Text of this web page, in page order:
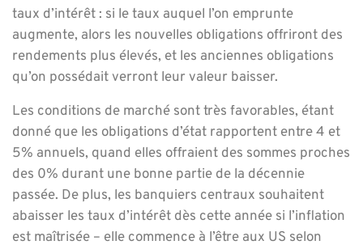
taux d’intérêt : si le taux auquel l’on emprunte
augmente, alors les nouvelles obligations offriront des
rendements plus élevés, et les anciennes obligations
qu’on possédait verront leur valeur baisser.
Les conditions de marché sont très favorables, étant
donné que les obligations d’état rapportent entre 4 et
5% annuels, quand elles offraient des sommes proches
des 0% durant une bonne partie de la décennie
passée. De plus, les banquiers centraux souhaitent
abaisser les taux d’intérêt dès cette année si l’inflation
est maîtrisée – elle commence à l’être aux US selon